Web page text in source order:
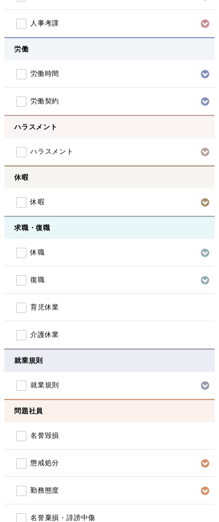
人事考課
労働
労働時間
労働契約
ハラスメント
ハラスメント
休暇
休暇
求職・復職
休職
復職
育児休業
介護休業
就業規則
就業規則
問題社員
名誉毀損
懲戒処分
勤務態度
名誉棄損・誹謗中傷